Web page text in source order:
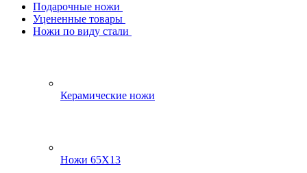
Подарочные ножи
Уцененные товары
Ножи по виду стали
Керамические ножи
Ножи 65Х13